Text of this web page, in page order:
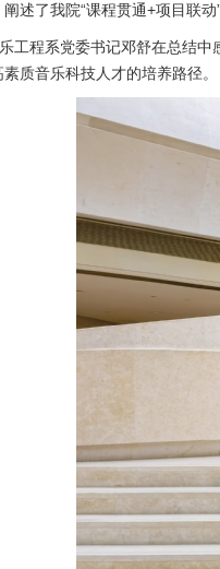
阐述了我院“课程贯通+项目联
工程系党委书记邓舒在总结
质音乐科技人才的培养路径。